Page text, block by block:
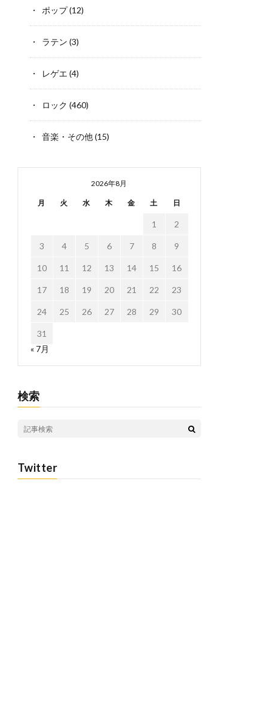
ポップ(12)
ラテン (3)
レゲエ (4)
ロック (460)
音楽・その他(15)
2026年8月
月 火 水 木 金 土 日
1 2
3 4 5 6 7 8 9
10 11 12 13 14 15 16
17 18 19 20 21 22 23
24 25 26 27 28 29 30
31
« 7月
検索
Twitter